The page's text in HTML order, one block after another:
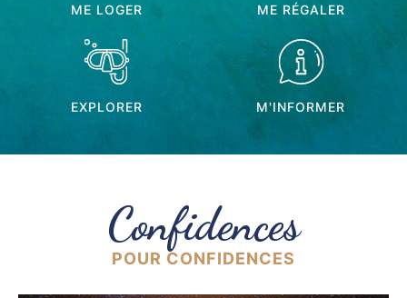
ME LOGER ME RÉGALER
EXPLORER M'INFORMER
Confidences
POUR CONFIDENCES